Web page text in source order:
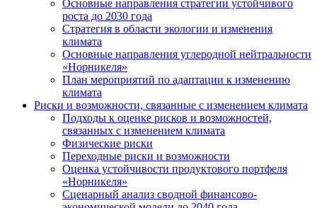
Основные направления стратегии устойчивого
роста до 2030 года
Стратегия в области экологии и изменения
климата
Основные направления углеродной нейтральности
«Норникеля»
План мероприятий по адаптации к изменению
климата
Риски и возможности, связанные с изменением климата
Подходы к оценке рисков и возможностей,
связанных с изменением климата
Физические риски
Переходные риски и возможности
Оценка устойчивости продуктового портфеля
«Норникеля»
Сценарный анализ сводной финансово-